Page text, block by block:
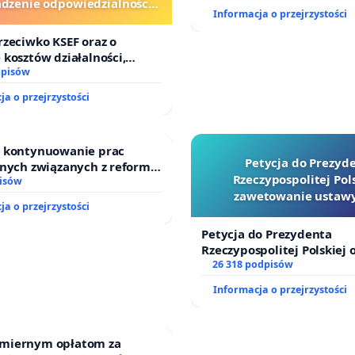
że Wisła będzie chroniona i zarządzana w sposób, który
jej przetrwanie i zdrowie na kolejne pokolenia.
petycji jest
ręce Prezesa Rady Ministrów RP złożony zostanie
elementem ogólnopolskiego projektu„Wspólnie dla
i sędziów
KSEF oraz o
działalności,
odpowiedzialności
o przejrzystości
Informacja o przejrzystości
kontynuowanie prac
związanych z reformą
o przejrzystości
Petycja do
Rzeczypospolitej
zawetowanie
Petycja do Prezydenta
Rzeczypospolitej Polskiej
zawetowanie ustawy
26 318 podpisów
Informacja o przejrzystości
opłatom za